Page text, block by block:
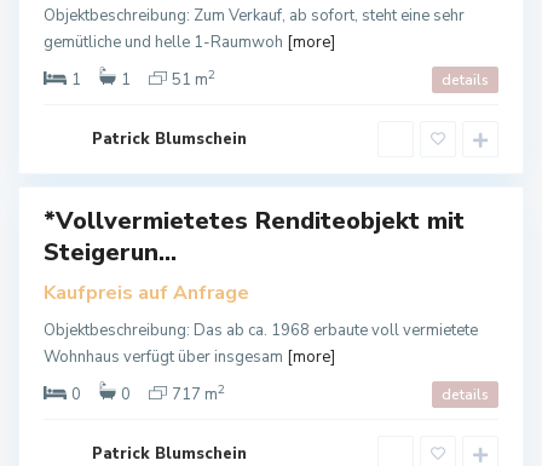
Objektbeschreibung: Zum Verkauf, ab sofort, steht eine sehr
gemütliche und helle 1-Raumwoh [more]
1
1 51 m2 details
Patrick Blumschein
L
a
n
e
n
a
*Vollvermietetes Renditeobjekt mit
Steigerun...
Kaufpreis auf Anfrage
Objektbeschreibung: Das ab ca. 1968 erbaute voll vermietete
Wohnhaus verfügt über insgesam [more]
0
0 717 m2 details
Patrick Blumschein
a
L
a
n
e
n